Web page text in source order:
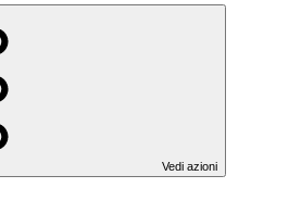
Vedi azioni